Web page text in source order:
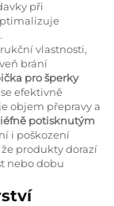
při
vlastnosti,
brání
pro šperky
efektivně
objem přepravy a
potisknutým
i poškození
produkty dorazí
nebo dobu